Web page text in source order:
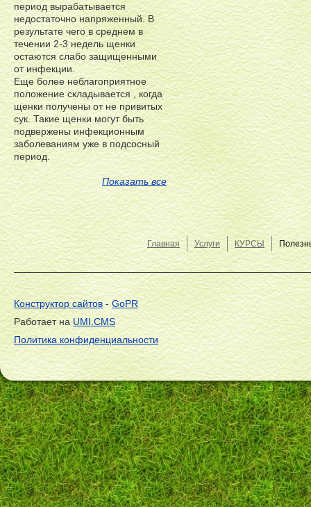
период вырабатывается
недостаточно напряженный. В
результате чего в среднем в
течении 2-3 недель щенки
остаются слабо защищенными
от инфекции.
Еще более неблагоприятное
положение складывается , когда
щенки получены от не привитых
сук. Такие щенки могут быть
подвержены инфекционным
заболеваниям уже в подсосный
период.
Показать все
Главная Услуги КУРСЫ
Конструктор сайтов-GoPR
Работает наUMI.CMS
Политика конфиденциальности